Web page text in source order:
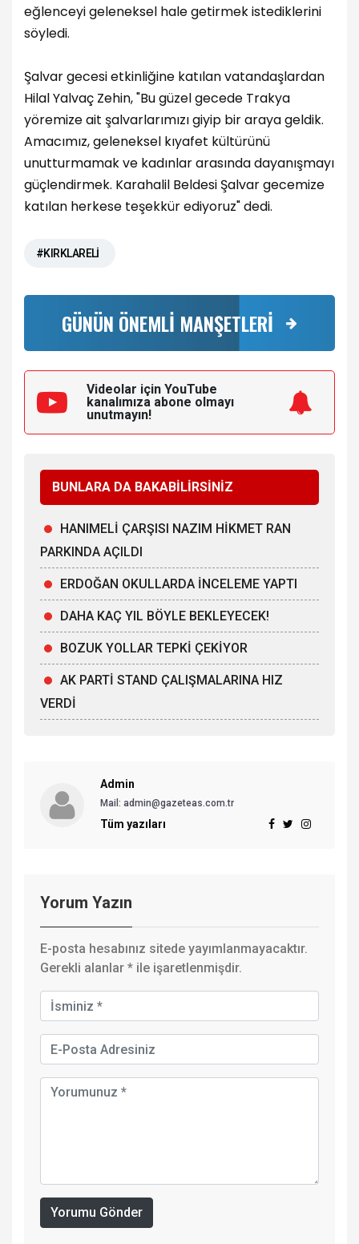
eğlenceyi geleneksel hale getirmek istediklerini
söyledi.
Şalvar gecesi etkinliğine katılan vatandaşlardan
Hilal Yalvaç Zehin, "Bu güzel gecede Trakya
yöremize ait şalvarlarımızı giyip bir araya geldik.
Amacımız, geleneksel kıyafet kültürünü
unutturmamak ve kadınlar arasında dayanışmayı
güçlendirmek. Karahalil Beldesi Şalvar gecemize
katılan herkese teşekkür ediyoruz" dedi.
#KIRKLARELİ
GÜNÜN ÖNEMLİ MANŞETLERİ
Videolar için YouTube
kanalımıza abone olmayı
unutmayın!
BUNLARA DA BAKABİLİRSİNİZ
HANIMELİ ÇARŞISI NAZIM HİKMET RAN
PARKINDA AÇILDI
ERDOĞAN OKULLARDA İNCELEME YAPTI
DAHA KAÇ YIL BÖYLE BEKLEYECEK!
BOZUK YOLLAR TEPKİ ÇEKİYOR
AK PARTİ STAND ÇALIŞMALARINA HIZ
VERDİ
Admin
Mail: admin@gazeteas.com.tr
Tüm yazıları
Yorum Yazın
E-posta hesabınız sitede yayımlanmayacaktır.
Gerekli alanlar * ile işaretlenmişdir.
Yorumu Gönder